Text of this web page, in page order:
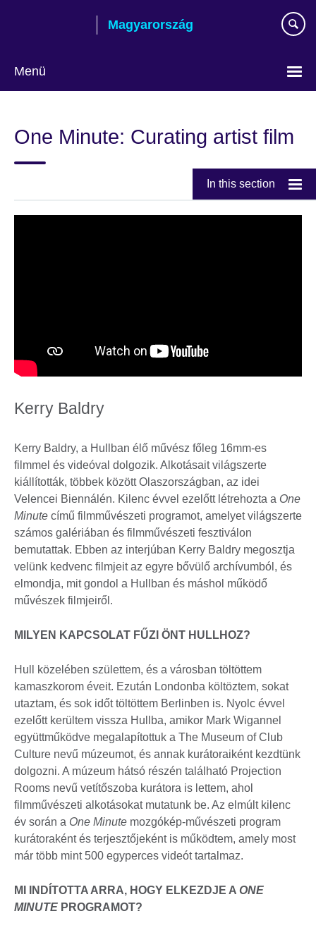
Magyarország
Menü
One Minute: Curating artist film
In this section
Kerry Baldry
Kerry Baldry, a Hullban élő művész főleg 16mm-es
filmmel és videóval dolgozik. Alkotásait világszerte
kiállították, többek között Olaszországban, az idei
Velencei Biennálén. Kilenc évvel ezelőtt létrehozta a One
Minute című filmművészeti programot, amelyet világszerte
számos galériában és filmművészeti fesztiválon
bemutattak. Ebben az interjúban Kerry Baldry megosztja
velünk kedvenc filmjeit az egyre bővülő archívumból, és
elmondja, mit gondol a Hullban és máshol működő
művészek filmjeiről.
MILYEN KAPCSOLAT FŰZI ÖNT HULLHOZ?
Hull közelében születtem, és a városban töltöttem
kamaszkorom éveit. Ezután Londonba költöztem, sokat
utaztam, és sok időt töltöttem Berlinben is. Nyolc évvel
ezelőtt kerültem vissza Hullba, amikor Mark Wigannel
együttműködve megalapítottuk a The Museum of Club
Culture nevű múzeumot, és annak kurátoraiként kezdtünk
dolgozni. A múzeum hátsó részén található Projection
Rooms nevű vetítőszoba kurátora is lettem, ahol
filmművészeti alkotásokat mutatunk be. Az elmúlt kilenc
év során a One Minute mozgókép-művészeti program
kurátoraként és terjesztőjeként is működtem, amely most
már több mint 500 egyperces videót tartalmaz.
MI INDÍTOTTA ARRA, HOGY ELKEZDJE A ONE
MINUTE PROGRAMOT?